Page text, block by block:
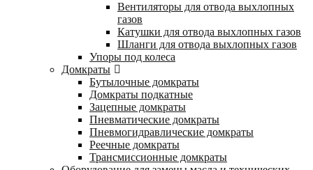
Вентиляторы для отвода выхлопных
газов
Катушки для отвода выхлопных газов
Шланги для отвода выхлопных газов
Упоры под колеса
Домкраты
Бутылочные домкраты
Домкраты подкатные
Зацепные домкраты
Пневматические домкраты
Пневмогидравлические домкраты
Реечные домкраты
Трансмиссионные домкраты